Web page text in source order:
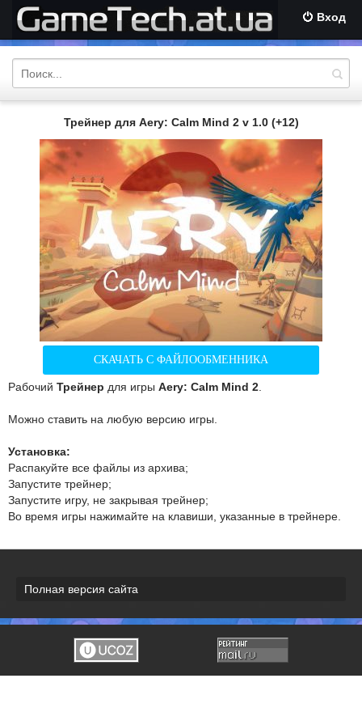
Вход
Трейнер для Aery: Calm Mind 2 v 1.0 (+12)
СКАЧАТЬ С ФАЙЛООБМЕННИКА
Рабочий Трейнер для игры Aery: Calm Mind 2
Можно ставить на любую версию игры.
Установка:
Распакуйте все файлы из архива;
Запустите трейнер;
Запустите игру, не закрывая трейнер;
Во время игры нажимайте на клавиши, указанные в трейнере.
Полная версия сайта